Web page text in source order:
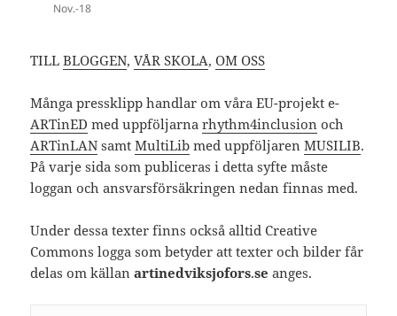
Nov.-18
TILLBLOGGEN,VÅR SKOLA,OM OSS
Många pressklipp handlar om våra EU-projekt e-
ARTinED med uppföljarnarhythm4inclusion och
ARTinLAN samtMultiLib med uppföljarenMUSILIB.
På varje sida som publiceras i detta syfte måste
loggan och ansvarsförsäkringen nedan finnas med.
Under dessa texter finns också alltid Creative
Commons logga som betyder att texter och bilder får
delas om källanartinedviksjofors.se anges.